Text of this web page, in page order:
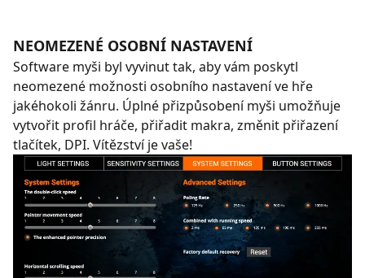
NEOMEZENÉ OSOBNÍ NASTAVENÍ
Software myši byl vyvinut tak, aby vám poskytl
neomezené možnosti osobního nastavení ve hře
jakéhokoli žánru. Úplné přizpůsobení myši umožňuje
vytvořit profil hráče, přiřadit makra, změnit přiřazení
tlačítek, DPI. Vítězství je vaše!